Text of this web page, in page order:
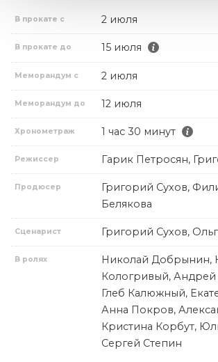
В прокате с 2 июля
В прокате до 15 июля
Меморандум с 2 июля
Меморандум до 12 июля
Хронометраж 1 час 30 минут
Режиссер Гарик Петросян,
Продюсер
Григорий Сухов,
Белякова
Сценарист Григорий Сухов,
В ролях
Николай Добрынин,
Кологривый,
Глеб Калюжный,
Анна Покров,
Кристина Корбут,
Сергей Степин